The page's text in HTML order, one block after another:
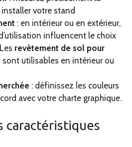
votre stand
: en intérieur ou en extérieur,
influencent le choix
revêtement de sol pour
sont utilisables en intérieur ou
: définissez les couleurs
avec votre charte graphique.
caractéristiques